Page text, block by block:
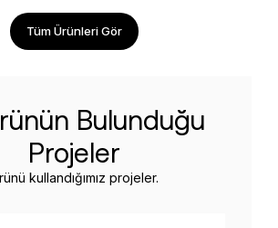
Tüm Ürünleri Gör
Bulunduğu
Projeler
kullandığımız projeler.